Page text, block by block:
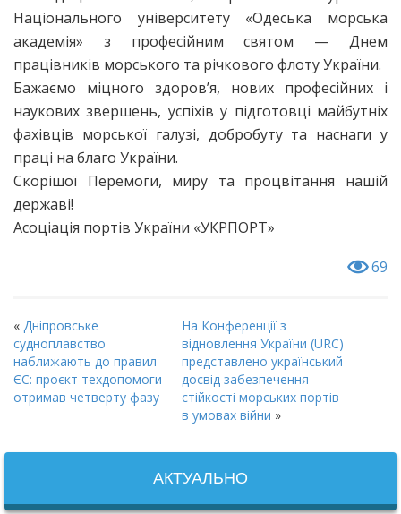
Національного університету «Одеська морська
академія» з професійним святом — Днем
працівників морського та річкового флоту України.
Бажаємо міцного здоров’я, нових професійних і
наукових звершень, успіхів у підготовці майбутніх
фахівців морської галузі, добробуту та наснаги у
праці на благо України.
Скорішої Перемоги, миру та процвітання нашій
державі!
Асоціація портів України «УКРПОРТ»
69
« Дніпровське
судноплавство
наближають до правил
ЄС: проєкт техдопомоги
отримав четверту фазу
На Конференції з
відновлення України (URC)
представлено український
досвід забезпечення
стійкості морських портів
в умовах війни »
АКТУАЛЬНО